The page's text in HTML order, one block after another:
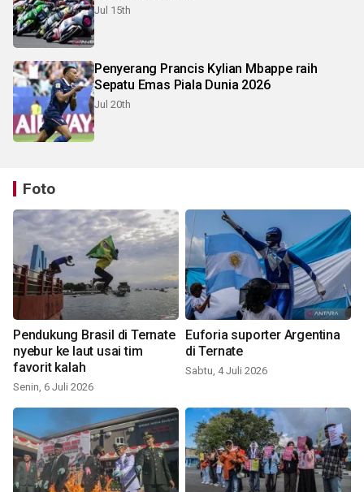
Jul 15th
Penyerang Prancis Kylian Mbappe raih
Sepatu Emas Piala Dunia 2026
Jul 20th
Foto
Pendukung Brasil di Ternate
nyebur ke laut usai tim
favorit kalah
Senin, 6 Juli 2026
Euforia suporter Argentina
di Ternate
Sabtu, 4 Juli 2026